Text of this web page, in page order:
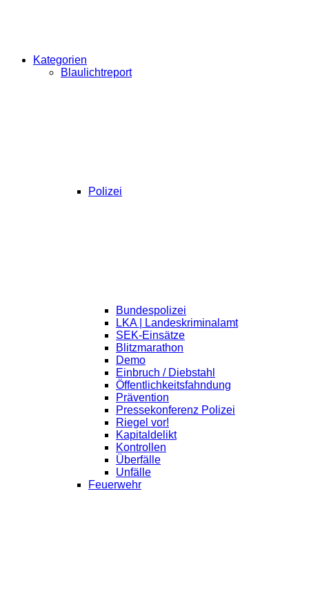
Kategorien
Blaulichtreport
Polizei
Bundespolizei
LKA | Landeskriminalamt
SEK-Einsätze
Blitzmarathon
Demo
Einbruch / Diebstahl
Öffentlichkeitsfahndung
Prävention
Pressekonferenz Polizei
Riegel vor!
Kapitaldelikt
Kontrollen
Überfälle
Unfälle
Feuerwehr